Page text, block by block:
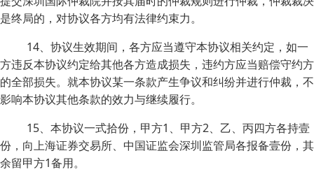
是终局的，对协议各方均有法律约束力。
14、协议生效期间，各方应当遵守本协议相关约定，如一
方违反本协议约定给其他各方造成损失，违约方应当赔偿守约方
的全部损失。就本协议某一条款产生争议和纠纷并进行仲裁，不
影响本协议其他条款的效力与继续履行。
15、本协议一式拾份，甲方1、甲方2、乙、丙四方各持壹
份，向上海证券交易所、中国证监会深圳监管局各报备壹份，其
余留甲方1备用。